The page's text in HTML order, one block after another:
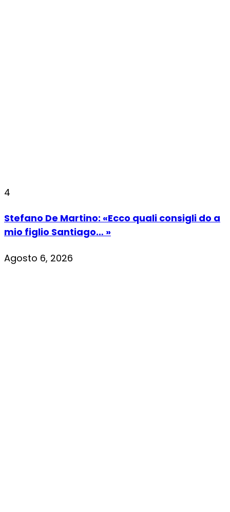
4
Stefano De Martino: «Ecco quali consigli do a
mio figlio Santiago… »
Agosto 6, 2026